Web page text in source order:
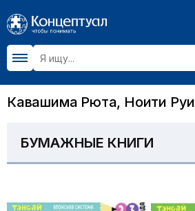
Кавашима Рюта, Ноити Руи
БУМАЖНЫЕ КНИГИ